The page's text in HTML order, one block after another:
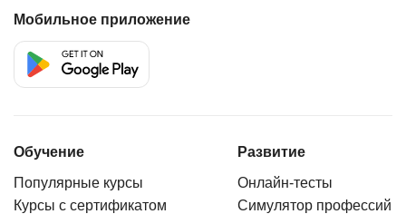
Мобильное приложение
Обучение
Популярные курсы
Курсы с сертификатом
Развитие
Онлайн-тесты
Симулятор профессий